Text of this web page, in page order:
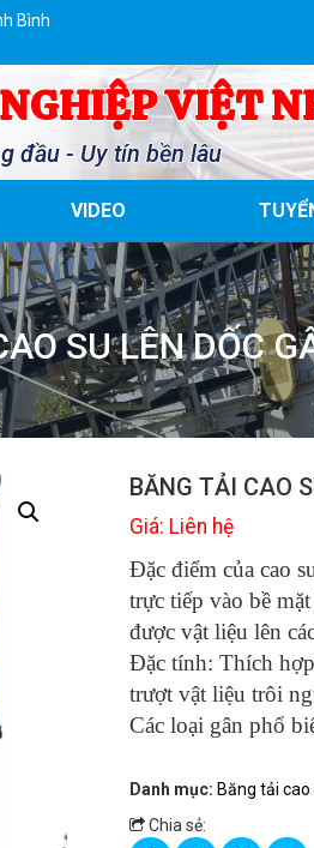
Bình
VIỆT
đầu - Uy tín bền lâu
VIDEO
SU LÊN DỐC
BĂNG TẢI CAO
Giá: Liên hệ
Đặc điểm của cao
trực tiếp vào bề
được vật liệu lên
Đặc tính: Thích
trượt vật liệu trôi
Các loại gân phổ
Danh mục: Băng tải cao
Chia sẻ: